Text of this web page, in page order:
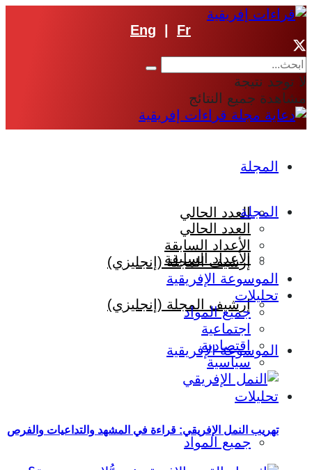
Eng Fr
لا توجد نتيجة
مشاهدة جميع النتائج
المجلة
العدد الحالي
الأعداد السابقة
إرشيف المجلة (إنجليزي)
الموسوعة الإفريقية
تحليلات
جميع المواد
المجلة
العدد الحالي
الأعداد السابقة
إرشيف المجلة (إنجليزي)
الموسوعة الإفريقية
تحليلات
جميع المواد
اجتماعية
اقتصادية
سياسية
تهريب النمل الإفريقي: قراءة في المشهد والتداعيات والفرص